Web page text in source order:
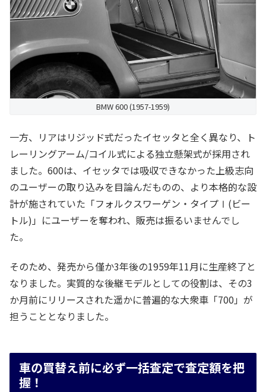
BMW 600 (1957-1959)
一方、リアはリジッド式だったイセッタと全く異なり、ト
レーリングアーム/コイル式による独立懸架式が採用され
ました。600は、イセッタでは吸収できなかった上級志向
のユーザーの取り込みを目論んだものの、より本格的な設
計が施されていた「フォルクスワーゲン・タイプⅠ(ビー
トル)」にユーザーを奪われ、販売は振るいませんでし
た。
そのため、発売から僅か3年後の1959年11月に生産終了と
なりました。実質的な後継モデルとしての役割は、その3
か月前にリリースされた遥かに普遍的な大衆車「700」が
担うこととなりました。
車の買替え前に必ず一括査定で査定額を把
握！